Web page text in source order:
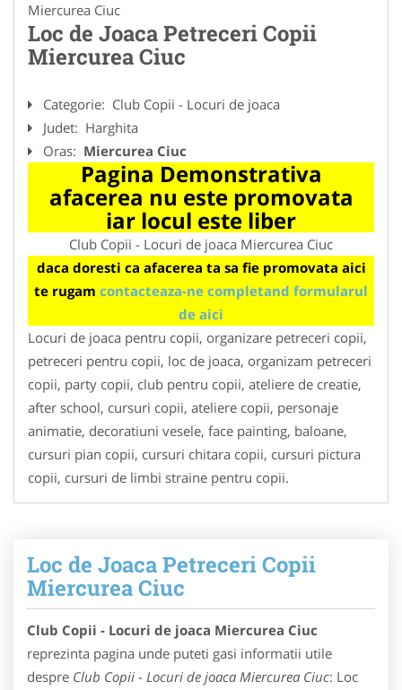
Miercurea Ciuc
Loc de Joaca Petreceri Copii
Miercurea Ciuc
Categorie: Club Copii - Locuri de joaca
Judet: Harghita
Oras: Miercurea Ciuc
Pagina Demonstrativa
afacerea nu este promovata
iar locul este liber
Club Copii - Locuri de joaca Miercurea Ciuc
daca doresti ca afacerea ta sa fie promovata aici
te rugam contacteaza-ne completand formularul
de aici
Locuri de joaca pentru copii, organizare petreceri copii,
petreceri pentru copii, loc de joaca, organizam petreceri
copii, party copii, club pentru copii, ateliere de creatie,
after school, cursuri copii, ateliere copii, personaje
animatie, decoratiuni vesele, face painting, baloane,
cursuri pian copii, cursuri chitara copii, cursuri pictura
copii, cursuri de limbi straine pentru copii.
Loc de Joaca Petreceri Copii
Miercurea Ciuc
Club Copii - Locuri de joaca Miercurea Ciuc
reprezinta pagina unde puteti gasi informatii utile
despre Club Copii - Locuri de joaca Miercurea Ciuc: Loc